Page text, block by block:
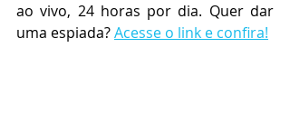
ao vivo, 24 horas por dia. Quer dar
uma espiada? Acesse o link e confira!